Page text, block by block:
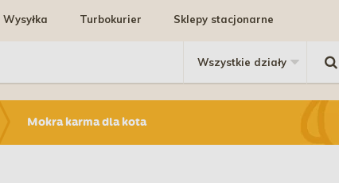
Wysyłka Turbokurier Sklepy stacjonarne
Mokra karma dla kota